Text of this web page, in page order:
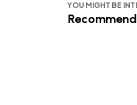
YOU MIGHT BE